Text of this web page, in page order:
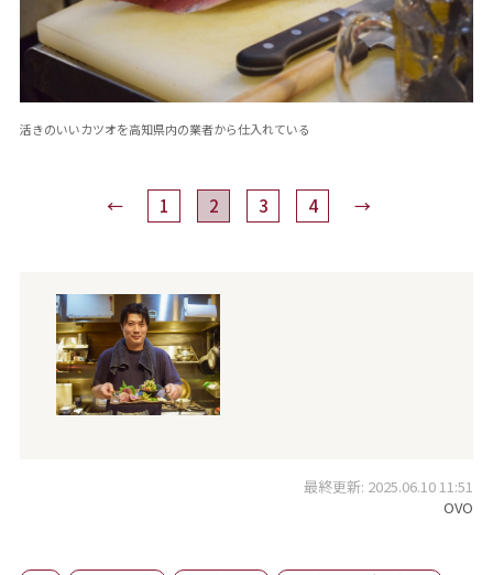
活きのいいカツオを高知県内の業者から仕入れている
← 1 2 3 4 →
最終更新: 2025.06.10 11:51
OVO